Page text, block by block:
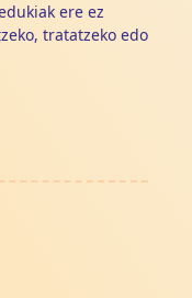
ere ez
tratatzeko edo